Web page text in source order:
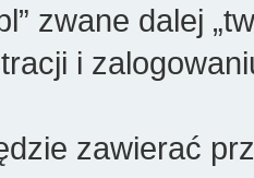
zwane dalej
i
zawierać